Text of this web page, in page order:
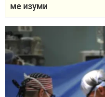
ме изуми